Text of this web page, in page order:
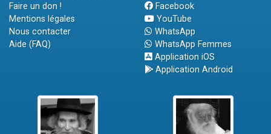
Faire un don !
Mentions légales
Nous contacter
Aide (FAQ)
Facebook
YouTube
WhatsApp
WhatsApp Femmes
Application iOS
Application Android